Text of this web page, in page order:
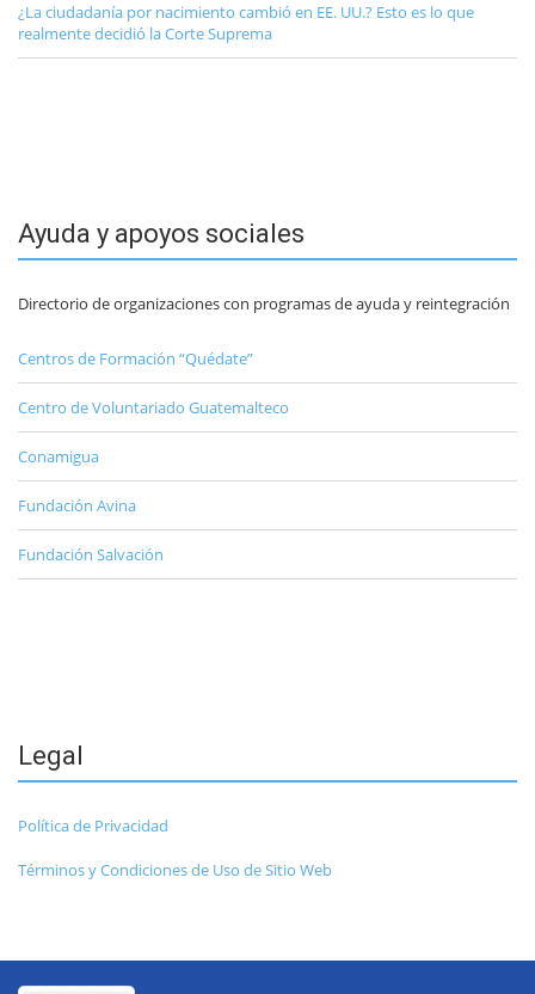
¿La ciudadanía por nacimiento cambió en EE. UU.? Esto es lo que
realmente decidió la Corte Suprema
Ayuda y apoyos sociales
Directorio de organizaciones con programas de ayuda y reintegración
Centros de Formación “Quédate”
Centro de Voluntariado Guatemalteco
Conamigua
Fundación Avina
Fundación Salvación
Legal
Política de Privacidad
Términos y Condiciones de Uso de Sitio Web